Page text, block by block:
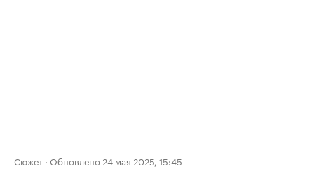
Сюжет · Обновлено 24 мая 2025, 15:45